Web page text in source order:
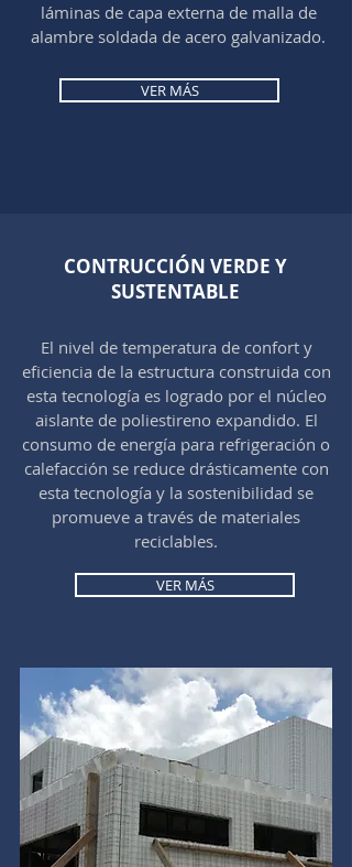
láminas de capa externa de malla de
alambre soldada de acero galvanizado.
VER MÁS
CONTRUCCIÓN VERDE Y
SUSTENTABLE
El nivel de temperatura de confort y
eficiencia de la estructura construida con
esta tecnología es logrado por el núcleo
aislante de poliestireno expandido. El
consumo de energía para refrigeración o
calefacción se reduce drásticamente con
esta tecnología y la sostenibilidad se
promueve a través de materiales
reciclables.
VER MÁS